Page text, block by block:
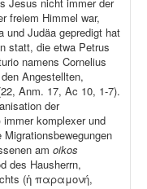
freiem Himmel war,
und Judäa gepredigt hat
statt, die etwa Petrus
namens Cornelius
Angestellten,
Anm. 17, Ac 10, 1-7).
der
immer komplexer und
am oikos
des Hausherrn,
(ἡ παραμονή,